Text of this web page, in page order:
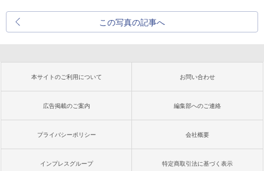
この写真の記事へ
本サイトのご利用について お問い合わせ
広告掲載のご案内 編集部へのご連絡
プライバシーポリシー 会社概要
インプレスグループ 特定商取引法に基づく表示